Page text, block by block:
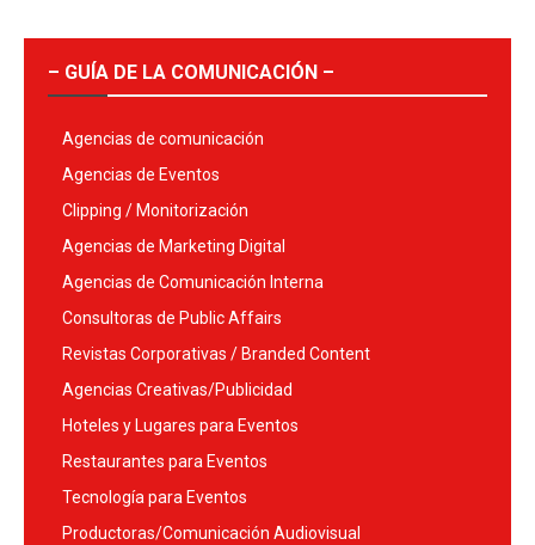
– GUÍA DE LA COMUNICACIÓN –
Agencias de comunicación
Agencias de Eventos
Clipping / Monitorización
Agencias de Marketing Digital
Agencias de Comunicación Interna
Consultoras de Public Affairs
Revistas Corporativas / Branded Content
Agencias Creativas/Publicidad
Hoteles y Lugares para Eventos
Restaurantes para Eventos
Tecnología para Eventos
Productoras/Comunicación Audiovisual